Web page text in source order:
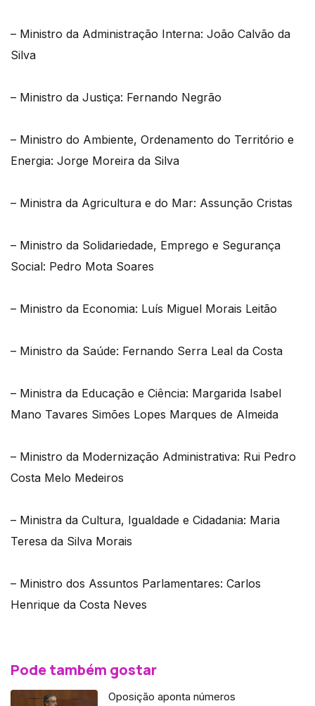
– Ministro da Administração Interna: João Calvão da
Silva
– Ministro da Justiça: Fernando Negrão
– Ministro do Ambiente, Ordenamento do Território e
Energia: Jorge Moreira da Silva
– Ministra da Agricultura e do Mar: Assunção Cristas
– Ministro da Solidariedade, Emprego e Segurança
Social: Pedro Mota Soares
– Ministro da Economia: Luís Miguel Morais Leitão
– Ministro da Saúde: Fernando Serra Leal da Costa
– Ministra da Educação e Ciência: Margarida Isabel
Mano Tavares Simões Lopes Marques de Almeida
– Ministro da Modernização Administrativa: Rui Pedro
Costa Melo Medeiros
– Ministra da Cultura, Igualdade e Cidadania: Maria
Teresa da Silva Morais
– Ministro dos Assuntos Parlamentares: Carlos
Henrique da Costa Neves
Pode também gostar
Oposição aponta números